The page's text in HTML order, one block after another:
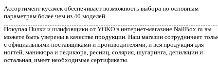
Ассортимент кусачек обеспечивает возможность выбора по основным
параметрам более чем из 40 моделей.
Покупая Пилки и шлифовщики от YOKO в интернет-магазине NailBox.ru вы
можете быть уверены в качестве продукции. Наш магазин сотрудничает
с официальными поставщиками и производителями, и вся продукция для
ногтей, маникюра и педикюра, ресниц, солярия, шугаринга, депиляции и
остальная, имеет необходимые сертификаты.